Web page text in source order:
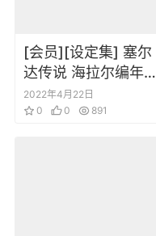
[会员][设定集] 塞尔
达传说 海拉尔编年史
Hyrule Historia 设定
原画集
2022年4月22日
0
0 891